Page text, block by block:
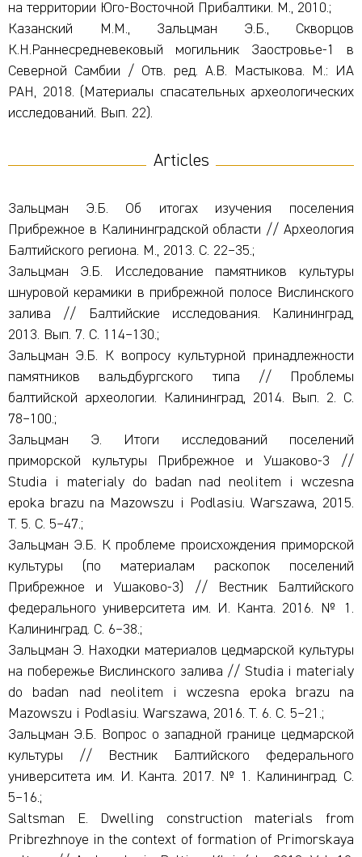
на территории Юго-Восточной Прибалтики. М., 2010.;
Казанский М.М., Зальцман Э.Б., Скворцов
К.Н.Раннесредневековый могильник Заостровье-1 в
Северной Самбии / Отв. ред. А.В. Мастыкова. М.: ИА
РАН, 2018. (Материалы спасательных археологических
исследований. Вып. 22).
Articles
Зальцман Э.Б. Об итогах изучения поселения
Прибрежное в Калининградской области // Археология
Балтийского региона. М., 2013. С. 22–35.;
Зальцман Э.Б. Исследование памятников культуры
шнуровой керамики в прибрежной полосе Вислинского
залива // Балтийские исследования. Калининград,
2013. Вып. 7. С. 114–130.;
Зальцман Э.Б. К вопросу культурной принадлежности
памятников вальдбургского типа // Проблемы
балтийской археологии. Калининград, 2014. Вып. 2. С.
78–100.;
Зальцман Э. Итоги исследований поселений
приморской культуры Прибрежное и Ушаково-3 //
Studia i materialy do badan nad neolitem i wczesna
epoka brazu na Mazowszu i Podlasiu. Warszawa, 2015.
T. 5. C. 5–47.;
Зальцман Э.Б. К проблеме происхождения приморской
культуры (по материалам раскопок поселений
Прибрежное и Ушаково-3) // Вестник Балтийского
федерального университета им. И. Канта. 2016. № 1.
Калининград. С. 6–38.;
Зальцман Э. Hаходки материалов цедмарской культуры
на побережье Bислинского заливa // Studia i materialy
do badan nad neolitem i wczesna epoka brazu na
Mazowszu i Podlasiu. Warszawa, 2016. T. 6. C. 5–21.;
Зальцман Э.Б. Вопрос о западной границе цедмарской
культуры // Вестник Балтийского федерального
университета им. И. Канта. 2017. № 1. Калининград. С.
5–16.;
Saltsman E. Dwelling construction materials from
Pribrezhnoye in the context of formation of Primorskaya